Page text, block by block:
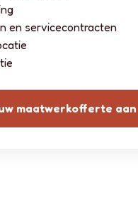
en servicecontracten
maatwerkofferte aan